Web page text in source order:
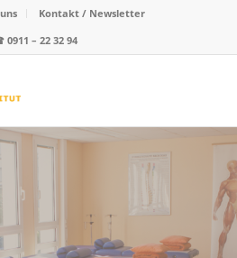
Kontakt / Newsletter
0911 – 22 32 94